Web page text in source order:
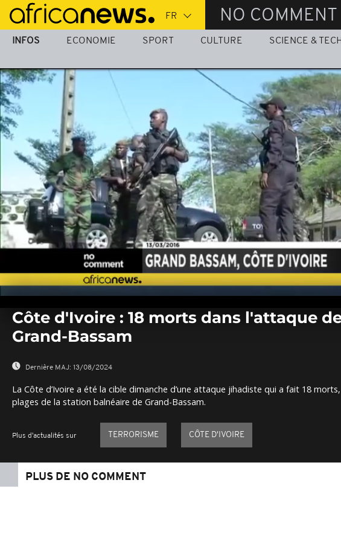
Passer
au
contenu
NO COMMENT
INFOS ECONOMIE SPORT CULTURE SCIENCE &
seconds
secondsVolume
Côte d'Ivoire : 18 morts dans l'attaque
Grand-Bassam
Dernière MAJ: 13/08/2024
La Côte d’Ivoire a été la cible dimanche d’une attaque jihadiste qui a fait 18
plages de la station balnéaire de Grand-Bassam.
Plus d'actualités sur TERRORISME CÔTE D'IVOIRE
PLUS DE NO COMMENT